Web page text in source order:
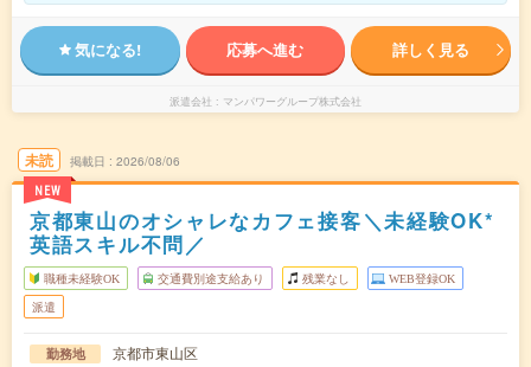
気になる! 応募へ進む 詳しく見る
派遣会社 マンパワーグループ株式会社
未読
NEW
掲載日 2026/08/06
京都東山のオシャレなカフェ接客＼未経験OK*
英語スキル不問／
職種未経験OK 交通費別途支給あり 残業なし WEB登録OK
派遣
勤務地
京都市東山区